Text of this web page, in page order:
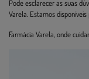
Pode esclarecer as suas
Varela. Estamos
Farmácia Varela, onde